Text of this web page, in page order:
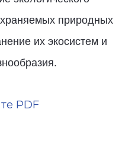
природных
их экосистем и
PDF